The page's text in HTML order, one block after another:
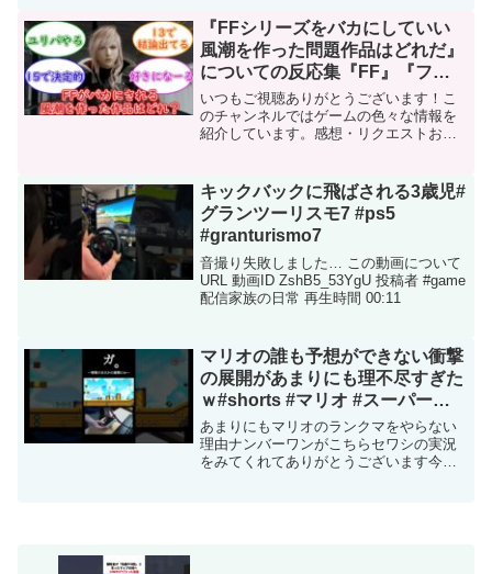
『FFシリーズをバカにしていい
風潮を作った問題作品はどれだ』
についての反応集『FF』『ファ
イナルファンタジー』『2ch』
『FF雑談』『スクエニ』
いつもご視聴ありがとうございます！こ
のチャンネルではゲームの色々な情報を
紹介しています。感想・リクエストお待
使用許諾に基づいて適切な引用を行って
います。スレの内容を...
キックバックに飛ばされる3歳児#
グランツーリスモ7 #ps5
#granturismo7
音撮り失敗しました… この動画について
URL 動画ID ZshB5_53YgU 投稿者 #game
配信家族の日常 再生時間 00:11
マリオの誰も予想ができない衝撃
の展開があまりにも理不尽すぎた
ｗ#shorts #マリオ #スーパーマ
リオ #スーパーマリオメーカー2 #
害悪
あまりにもマリオのランクマをやらない
理由ナンバーワンがこちらセワシの実況
をみてくれてありがとうございます今年